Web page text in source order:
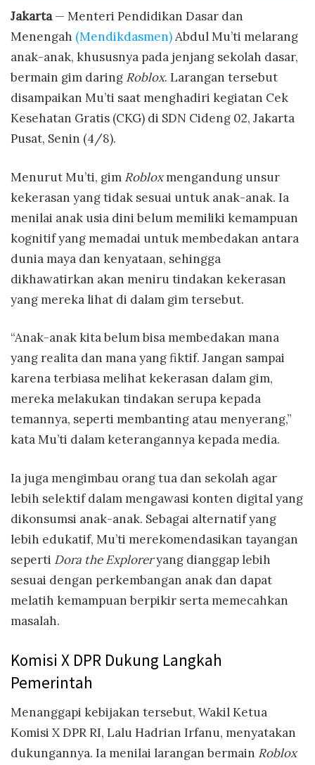
Jakarta— Menteri Pendidikan Dasar dan
Menengah (Mendikdasmen)Abdul Mu’ti melarang
anak-anak, khususnya pada jenjang sekolah dasar,
bermain gim daring Roblox. Larangan tersebut
disampaikan Mu’ti saat menghadiri kegiatan Cek
Kesehatan Gratis (CKG) di SDN Cideng 02, Jakarta
Pusat, Senin (4/8).
Menurut Mu’ti, gim Robloxmengandung unsur
kekerasan yang tidak sesuai untuk anak-anak. Ia
menilai anak usia dini belum memiliki kemampuan
kognitif yang memadai untuk membedakan antara
dunia maya dan kenyataan, sehingga
dikhawatirkan akan meniru tindakan kekerasan
yang mereka lihat di dalam gim tersebut.
“Anak-anak kita belum bisa membedakan mana
yang realita dan mana yang fiktif. Jangan sampai
karena terbiasa melihat kekerasan dalam gim,
mereka melakukan tindakan serupa kepada
temannya, seperti membanting atau menyerang,”
kata Mu’ti dalam keterangannya kepada media.
Ia juga mengimbau orang tua dan sekolah agar
lebih selektif dalam mengawasi konten digital yang
dikonsumsi anak-anak. Sebagai alternatif yang
lebih edukatif, Mu’ti merekomendasikan tayangan
seperti Dora the Exploreryang dianggap lebih
sesuai dengan perkembangan anak dan dapat
melatih kemampuan berpikir serta memecahkan
masalah.
Komisi X DPR Dukung Langkah
Pemerintah
Menanggapi kebijakan tersebut, Wakil Ketua
Komisi X DPR RI, Lalu Hadrian Irfanu, menyatakan
dukungannya. Ia menilai larangan bermain Roblox